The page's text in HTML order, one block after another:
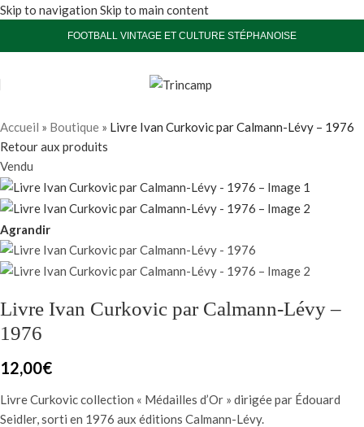
Skip to navigation Skip to main content
FOOTBALL VINTAGE ET CULTURE STÉPHANOISE
Accueil » Boutique » Livre Ivan Curkovic par Calmann-Lévy – 1976
Retour aux produits
Vendu
Agrandir
Livre Ivan Curkovic par Calmann-Lévy –
1976
12,00€
Livre Curkovic collection « Médailles d’Or » dirigée par Édouard
Seidler, sorti en 1976 aux éditions Calmann-Lévy.